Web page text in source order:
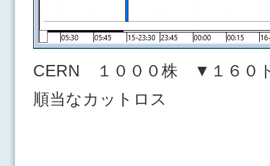
CERN １０００株 ▼１６０
順当なカットロス